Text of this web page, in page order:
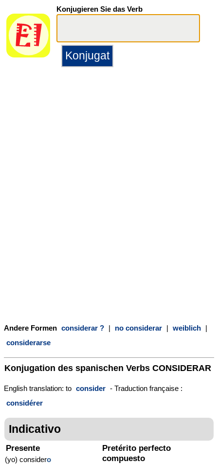
Konjugieren Sie das Verb
Andere Formen considerar ? | no considerar | weiblich |
considerarse
Konjugation des spanischen Verbs CONSIDERAR
English translation: to consider - Traduction française :
considérer
Indicativo
Presente
(yo) considero
Pretérito perfecto
compuesto